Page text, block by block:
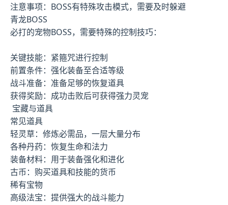
注意事项：BOSS有特殊攻击模式，需要及时躲避
青龙BOSS
必打的宠物BOSS，需要特殊的控制技巧：
关键技能：紧箍咒进行控制
前置条件：强化装备至合适等级
战斗准备：准备足够的恢复道具
获得奖励：成功击败后可获得强力灵宠
宝藏与道具
常见道具
轻灵草：修炼必需品，一层大量分布
各种丹药：恢复生命和法力
装备材料：用于装备强化和进化
古币：购买道具和技能的货币
稀有宝物
高级法宝：提供强大的战斗能力